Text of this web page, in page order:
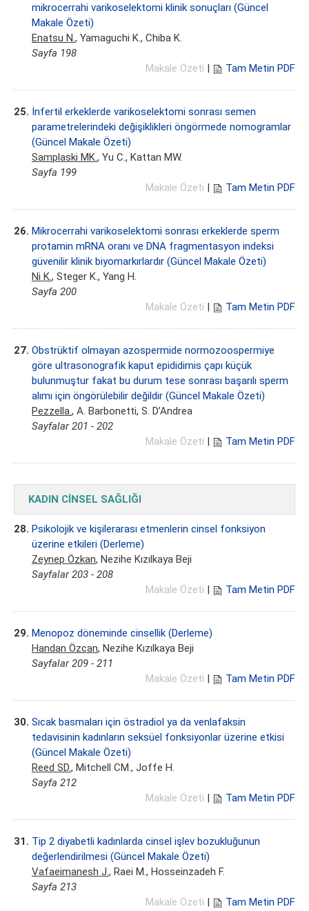
mikrocerrahi varikoselektomi klinik sonuçları (Güncel
Makale Özeti)
Enatsu N., Yamaguchi K., Chiba K.
Sayfa 198
Makale Özeti
Tam Metin PDF
25. İnfertil erkeklerde varikoselektomi sonrası semen
parametrelerindeki değişiklikleri öngörmede nomogramlar
(Güncel Makale Özeti)
Samplaski MK., Yu C., Kattan MW.
Sayfa 199
Makale Özeti
Tam Metin PDF
26. Mikrocerrahi varikoselektomi sonrası erkeklerde sperm
protamin mRNA oranı ve DNA fragmentasyon indeksi
güvenilir klinik biyomarkırlardır (Güncel Makale Özeti)
Ni K., Steger K., Yang H.
Sayfa 200
Makale Özeti
Tam Metin PDF
27. Obstrüktif olmayan azospermide normozoospermiye
göre ultrasonografik kaput epididimis çapı küçük
bulunmuştur fakat bu durum tese sonrası başarılı sperm
alımı için öngörülebilir değildir (Güncel Makale Özeti)
Pezzella., A. Barbonetti, S. D’Andrea
Sayfalar 201 - 202
Makale Özeti
Tam Metin PDF
KADIN CİNSEL SAĞLIĞI
28. Psikolojik ve kişilerarası etmenlerin cinsel fonksiyon
üzerine etkileri (Derleme)
Zeynep Özkan, Nezihe Kızılkaya Beji
Sayfalar 203 - 208
Makale Özeti
Tam Metin PDF
29. Menopoz döneminde cinsellik (Derleme)
Handan Özcan, Nezihe Kızılkaya Beji
Sayfalar 209 - 211
Makale Özeti
Tam Metin PDF
30. Sıcak basmaları için östradiol ya da venlafaksin
tedavisinin kadınların seksüel fonksiyonlar üzerine etkisi
(Güncel Makale Özeti)
Reed SD., Mitchell CM., Joffe H.
Sayfa 212
Makale Özeti
Tam Metin PDF
31. Tip 2 diyabetli kadınlarda cinsel işlev bozukluğunun
değerlendirilmesi (Güncel Makale Özeti)
Vafaeimanesh J., Raei M., Hosseinzadeh F.
Sayfa 213
Makale Özeti
Tam Metin PDF